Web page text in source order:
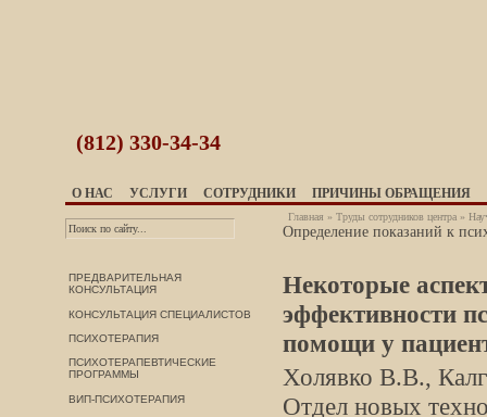
(812) 330-34-34
О НАС УСЛУГИ СОТРУДНИКИ ПРИЧИНЫ ОБРАЩЕНИЯ
ПРЕДВАРИТЕЛЬНАЯ
КОНСУЛЬТАЦИЯ
КОНСУЛЬТАЦИЯ СПЕЦИАЛИСТОВ
ПСИХОТЕРАПИЯ
ПСИХОТЕРАПЕВТИЧЕСКИЕ
ПРОГРАММЫ
ВИП-ПСИХОТЕРАПИЯ
Главная » Труды сотрудников центра »
Определение показаний к
Некоторые
эффективности
помощи у
Холявко В.В.,
Отдел новых